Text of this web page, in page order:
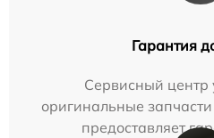
Гарантия
Сервисный центр
оригинальные
предоставляет